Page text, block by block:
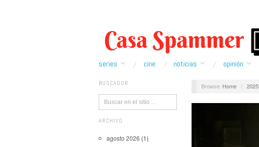
series cine noticias opinión
BUSCADOR
ARCHIVO
agosto 2026 (1)
Browse: Home / 2025